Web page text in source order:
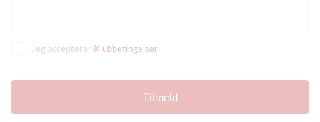
Jeg accepterer Klubbetingelser
Tilmeld